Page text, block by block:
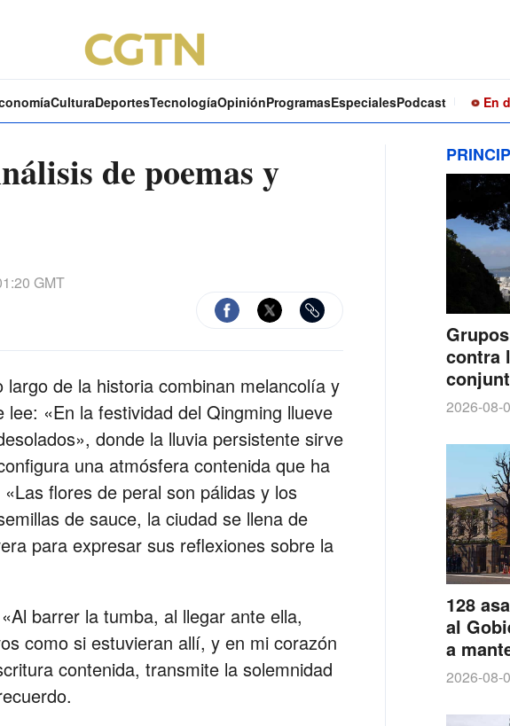
CulturaDeportesTecnologíaOpiniónProgramasEspecialesPodcast En
de poemas y
GMT
de la historia combinan melancolía y
«En la festividad del Qingming llueve
donde la lluvia persistente sirve
una atmósfera contenida que ha
flores de peral son pálidas y los
de sauce, la ciudad se llena de
para expresar sus reflexiones sobre la
barrer la tumba, al llegar ante ella,
como si estuvieran allí, y en mi corazón
contenida, transmite la solemnidad
contra
UU.
2026-08-
128
al
a
2026-08-